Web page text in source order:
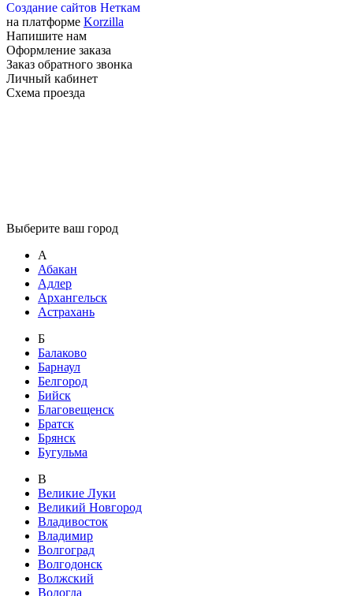
Создание сайтов Неткам
на платформе Korzilla
Напишите нам
Оформление заказа
Заказ обратного звонка
Личный кабинет
Схема проезда
Выберите ваш город
А
Абакан
Адлер
Архангельск
Астрахань
Б
Балаково
Барнаул
Белгород
Бийск
Благовещенск
Братск
Брянск
Бугульма
В
Великие Луки
Великий Новгород
Владивосток
Владимир
Волгоград
Волгодонск
Волжский
Вологда